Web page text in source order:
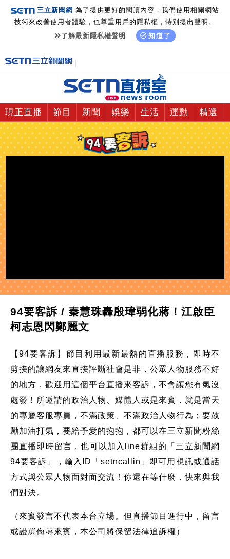
三立新聞網 為了提供更好的閱讀內容，我們使用相關網站
技術來改善使用者體驗，也尊重用戶的隱私權，特別提出聲明。
了解最新隱私權聲明
知道了
現正直播 節目 新聞 娛樂 生活 運動 精選
94要客訴 / 秦慧珠轟殷瑋弱化蔣！江啟臣
柯志恩閃鄭麗文
【94要客訴】節目利用最新最熱的直播服務，即時不
剪接的讓網友來直接評斷社會是非，公眾人物服務不好
的地方，歡迎用這個平台直播來客訴，不會讓您有氣沒
處發！所邀請的政治人物、媒體人或是來賓，就是當天
的專屬客服專員，不滿政策、不滿政治人物行為；要鼓
勵加油打氣，要給予愛的抱抱，都可以在三立新聞粉絲
團直播即時留言，也可以加入line群組的「三立新聞網
94要客訴」，輸入ID「setncallin」即可用視訊或通話
方式與公眾人物面對面交流！你還在等什麼，快來與我
們對決。
（來賓發言不代表本台立場。但直播節目進行中，留言
或謾罵侮辱來賓，本公司將保留法律追訴權）